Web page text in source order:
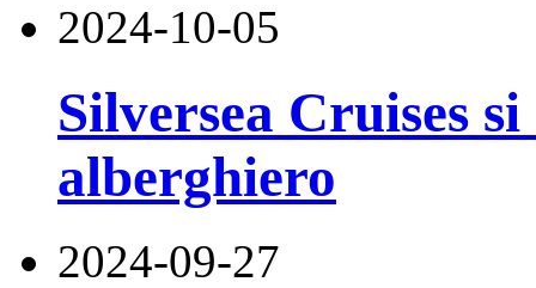
2024-10-05
Silversea Cruises
alberghiero
2024-09-27